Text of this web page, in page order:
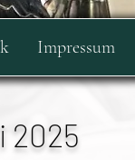
Impressum
2025